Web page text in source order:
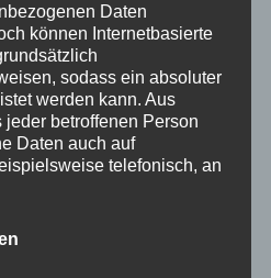
viel zu sehr
und haben damit
Führung. Dies führt
Unzufriedenheit.
Daten
können Internetbasierte
sodass ein absoluter
werden kann. Aus
betroffenen Person
Daten auch auf
telefonisch, an